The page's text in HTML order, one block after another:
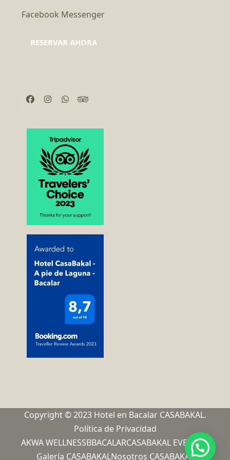
Facebook Messenger
RESERVAR AHORA
Facebook
Instagram
WhatsappTripadvisor
Copyright © 2023 Hotel en Bacalar CASABAKAL.
Política de Privacidad
AKWA WELLNESSBBACALARCASABAKAL EVENTOS
Galería CASABAKALNosotros CASABAKAL